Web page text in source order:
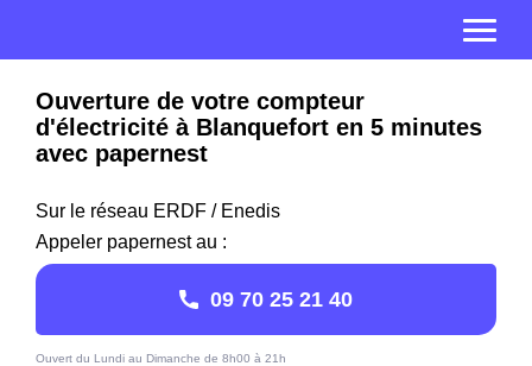
Ouverture de votre compteur
d'électricité à Blanquefort en 5 minutes
avec papernest
Sur le réseau ERDF / Enedis
Appeler papernest au :
09 70 25 21 40
Ouvert du Lundi au Dimanche de 8h00 à 21h